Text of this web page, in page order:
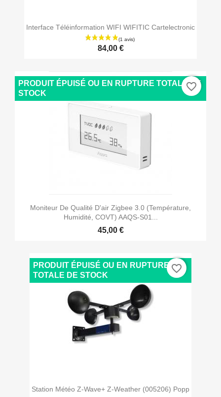
Interface Téléinformation WIFI WIFITIC Cartelectronic
84,00 €
Moniteur De Qualité D'air Zigbee 3.0 (température,
Humidité, COVT) AAQS-S01...
45,00 €
PRODUIT ÉPUISÉ OU EN RUPTURE TOTALE DE
STOCK
favorite_border
Station Météo Z-Wave+ Z-Weather (005206) Popp
PRODUIT ÉPUISÉ OU EN RUPTURE
TOTALE DE STOCK
favorite_border